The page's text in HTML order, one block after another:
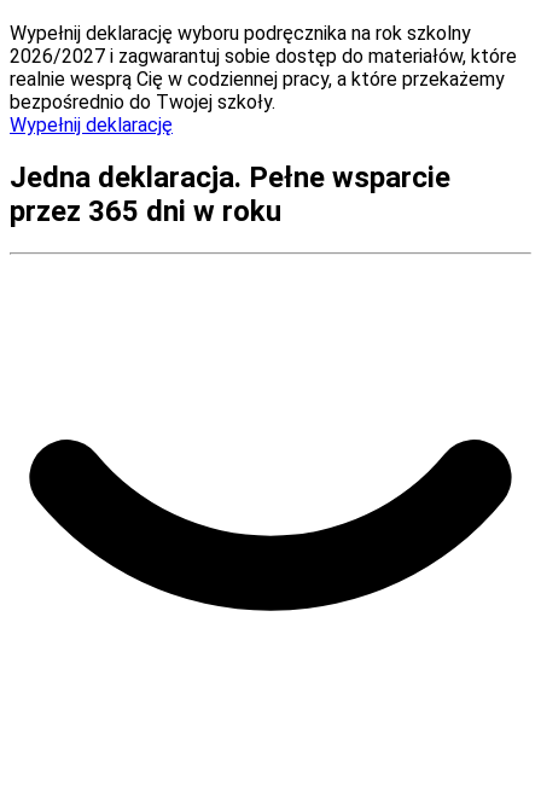
Wypełnij deklarację wyboru podręcznika na rok szkolny
2026/2027 i zagwarantuj sobie dostęp do materiałów, które
realnie wesprą Cię w codziennej pracy, a które przekażemy
bezpośrednio do Twojej szkoły.
Wypełnij deklarację
Jedna deklaracja. Pełne wsparcie
przez 365 dni w roku